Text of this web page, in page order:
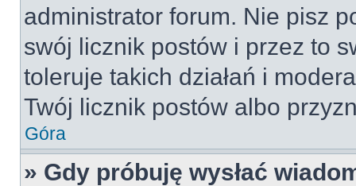
administrator forum. Nie pisz
swój licznik postów i przez to
toleruje takich działań i
Twój licznik postów albo
Góra
» Gdy próbuję wysłać